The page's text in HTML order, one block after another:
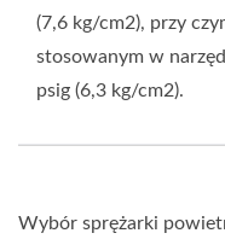
(7,6 kg/cm2), przy
stosowanym w
psig (6,3 kg/cm2).
Wybór sprężarki